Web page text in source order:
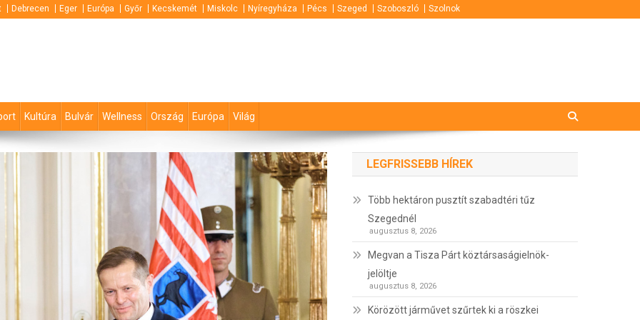
Debrecen Eger Európa Győr Kecskemét Miskolc Nyíregyháza Pécs Szeged Szoboszló Szolnok
Kultúra Bulvár Wellness Ország Európa Világ
LEGFRISSEBB HÍREK
Több hektáron pusztít szabadtéri tűz
Szegednél
augusztus 8, 2026
Megvan a Tisza Párt köztársaságielnök-
jelöltje
augusztus 8, 2026
Körözött járművet szűrtek ki a röszkei